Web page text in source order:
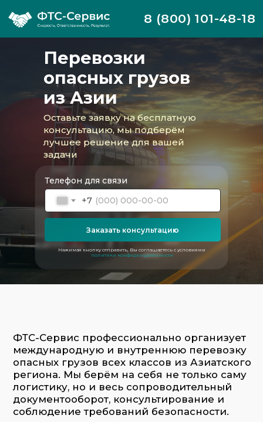
8 (800) 101-48-18
Нажимая кнопку отправить, Вы соглашаетесь с условиями
политики конфиденциальности
Телефон для связи
+7
Заказать консультацию
Перевозки
опасных грузов
из Азии
Оставьте заявку на бесплатную
консультацию, мы подберём
лучшее решение для вашей
задачи
ФТС-Сервис профессионально организует
международную и внутреннюю перевозку
опасных грузов всех классов из Азиатского
региона. Мы берём на себя не только саму
логистику, но и весь сопроводительный
документооборот, консультирование и
— для клиента, груза и окружающей среды.
Категории опасных грузов:
Опасные грузы — это материалы и
вещества, которые при нарушении
условий транспортировки могут нанести
вред здоровью людей, окружающей среде
или создать угрозу пожару/взрыву. Они
классифицируются на 9 классов согласно